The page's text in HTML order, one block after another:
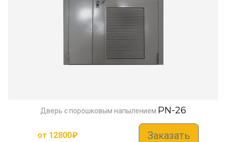
Дверь с порошковым напылением PN-26
от 12800₽ Заказать